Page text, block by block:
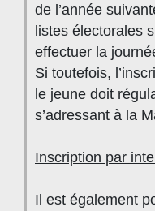
de l’année
listes électorales
effectuer la
Si toutefois,
le jeune doit
s’adressant à la
Inscription par
Il est également